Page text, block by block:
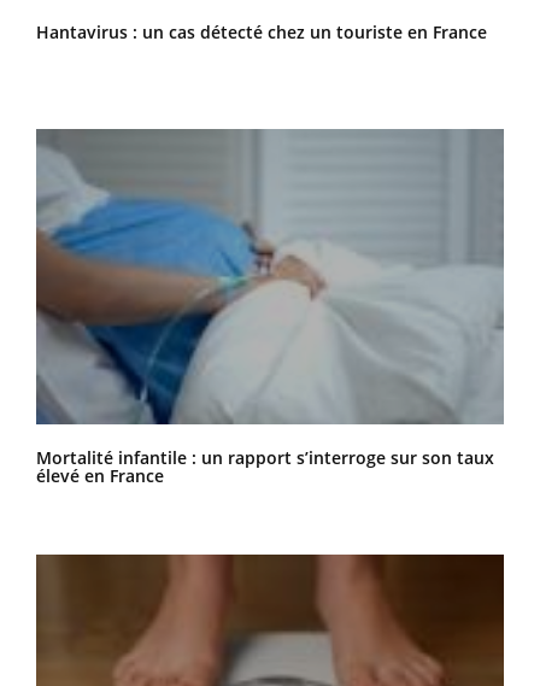
Hantavirus : un cas détecté chez un touriste en France
Mortalité infantile : un rapport s’interroge sur son taux
élevé en France